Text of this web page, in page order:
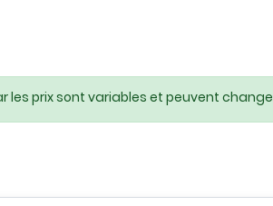
prix sont variables et peuvent